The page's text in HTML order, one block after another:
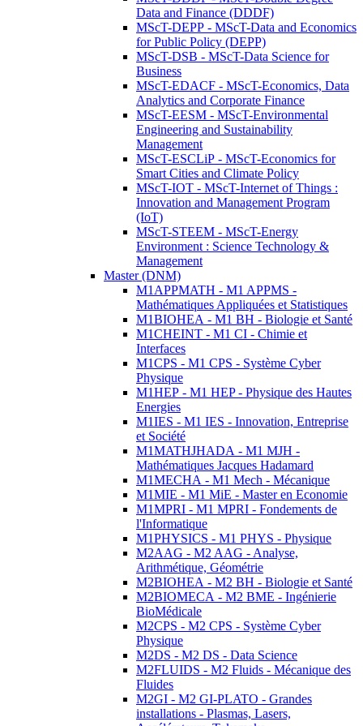
Data and Finance (DDDF)
MScT-DEPP - MScT-Data and Economics
for Public Policy (DEPP)
MScT-DSB - MScT-Data Science for
Business
MScT-EDACF - MScT-Economics, Data
Analytics and Corporate Finance
MScT-EESM - MScT-Environmental
Engineering and Sustainability
Management
MScT-ESCLiP - MScT-Economics for
Smart Cities and Climate Policy
MScT-IOT - MScT-Internet of Things :
Innovation and Management Program
(IoT)
MScT-STEEM - MScT-Energy
Environment : Science Technology &
Management
Master (DNM)
M1APPMATH - M1 APPMS -
Mathématiques Appliquées et Statistiques
M1BIOHEA - M1 BH - Biologie et Santé
M1CHEINT - M1 CI - Chimie et
Interfaces
M1CPS - M1 CPS - Système Cyber
Physique
M1HEP - M1 HEP - Physique des Hautes
Energies
M1IES - M1 IES - Innovation, Entreprise
et Société
M1MATHJHADA - M1 MJH -
Mathématiques Jacques Hadamard
M1MECHA - M1 Mech - Mécanique
M1MIE - M1 MiE - Master en Economie
M1MPRI - M1 MPRI - Fondements de
l'Informatique
M1PHYSICS - M1 PHYS - Physique
M2AAG - M2 AAG - Analyse,
Arithmétique, Géométrie
M2BIOHEA - M2 BH - Biologie et Santé
M2BIOMECA - M2 BME - Ingénierie
BioMédicale
M2CPS - M2 CPS - Système Cyber
Physique
M2DS - M2 DS - Data Science
M2FLUIDS - M2 Fluids - Mécanique des
Fluides
M2GI - M2 GI-PLATO - Grandes
installations - Plasmas, Lasers,